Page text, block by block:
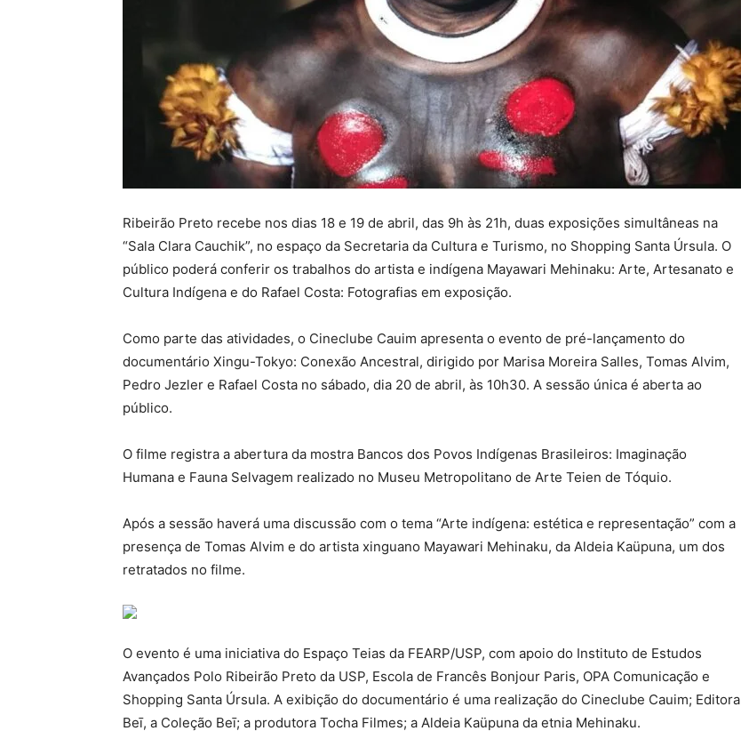
Ribeirão Preto recebe nos dias 18 e 19 de abril, das 9h às 21h, duas exposições simultâneas na
“Sala Clara Cauchik”, no espaço da Secretaria da Cultura e Turismo, no Shopping Santa Úrsula. O
público poderá conferir os trabalhos do artista e indígena Mayawari Mehinaku: Arte, Artesanato e
Cultura Indígena e do Rafael Costa: Fotografias em exposição.
Como parte das atividades, o Cineclube Cauim apresenta o evento de pré-lançamento do
documentário Xingu-Tokyo: Conexão Ancestral, dirigido por Marisa Moreira Salles, Tomas Alvim,
Pedro Jezler e Rafael Costa no sábado, dia 20 de abril, às 10h30. A sessão única é aberta ao
público.
O filme registra a abertura da mostra Bancos dos Povos Indígenas Brasileiros: Imaginação
Humana e Fauna Selvagem realizado no Museu Metropolitano de Arte Teien de Tóquio.
Após a sessão haverá uma discussão com o tema “Arte indígena: estética e representação” com a
presença de Tomas Alvim e do artista xinguano Mayawari Mehinaku, da Aldeia Kaüpuna, um dos
retratados no filme.
O evento é uma iniciativa do Espaço Teias da FEARP/USP, com apoio do Instituto de Estudos
Avançados Polo Ribeirão Preto da USP, Escola de Francês Bonjour Paris, OPA Comunicação e
Shopping Santa Úrsula. A exibição do documentário é uma realização do Cineclube Cauim; Editora
Beī, a Coleção Beī; a produtora Tocha Filmes; a Aldeia Kaüpuna da etnia Mehinaku.